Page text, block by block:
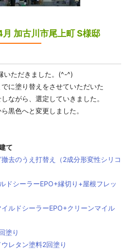
加古川市尾上町 S様邸
いただきました。(^-^)
に塗り替えをさせていただいた
ながら、選定していきました。
黒色へと変更しました。
て
去のうえ打替え（2成分形変性シリコ
ドシーラーEPO+縁切り+屋根フレッ
ルドシーラーEPO+クリーンマイル
塗り
レタン塗料2回塗り